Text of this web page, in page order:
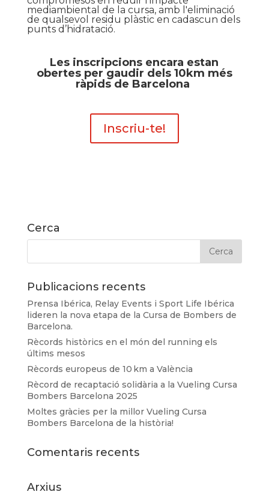
mediambiental de la cursa, amb l'eliminació
de qualsevol residu plàstic en cadascun dels
punts d’hidratació.
Les inscripcions encara estan
obertes per gaudir dels 10km més
ràpids de Barcelona
Inscriu-te!
Cerca
Publicacions recents
Prensa Ibérica, Relay Events i Sport Life Ibérica
lideren la nova etapa de la Cursa de Bombers de
Barcelona.
Rècords històrics en el món del running els
últims mesos
Rècords europeus de 10 km a València
Rècord de recaptació solidària a la Vueling Cursa
Bombers Barcelona 2025
Moltes gràcies per la millor Vueling Cursa
Bombers Barcelona de la història!
Comentaris recents
Arxius